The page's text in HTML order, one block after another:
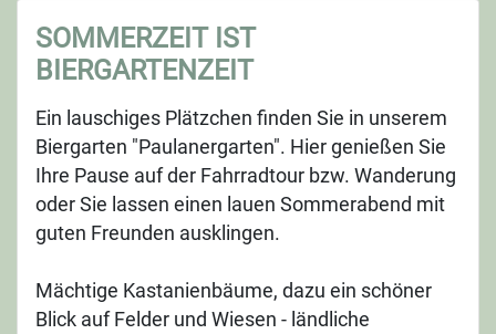
SOMMERZEIT IST
BIERGARTENZEIT
Ein lauschiges Plätzchen finden Sie in unserem
Biergarten "Paulanergarten". Hier genießen Sie
Ihre Pause auf der Fahrradtour bzw. Wanderung
oder Sie lassen einen lauen Sommerabend mit
guten Freunden ausklingen.
Mächtige Kastanienbäume, dazu ein schöner
Blick auf Felder und Wiesen - ländliche